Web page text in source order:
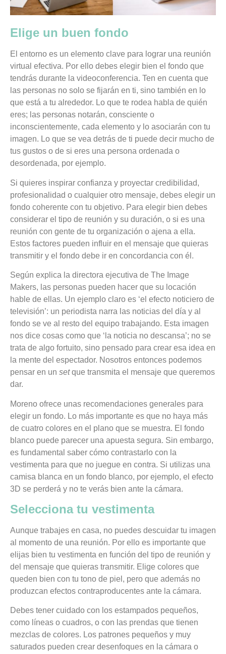
Elige un buen fondo
El entorno es un elemento clave para lograr una reunión
virtual efectiva. Por ello debes elegir bien el fondo que
tendrás durante la videoconferencia. Ten en cuenta que
las personas no solo se fijarán en ti, sino también en lo
que está a tu alrededor. Lo que te rodea habla de quién
eres; las personas notarán, consciente o
inconscientemente, cada elemento y lo asociarán con tu
imagen. Lo que se vea detrás de ti puede decir mucho de
tus gustos o de si eres una persona ordenada o
desordenada, por ejemplo.
Si quieres inspirar confianza y proyectar credibilidad,
profesionalidad o cualquier otro mensaje, debes elegir un
fondo coherente con tu objetivo. Para elegir bien debes
considerar el tipo de reunión y su duración, o si es una
reunión con gente de tu organización o ajena a ella.
Estos factores pueden influir en el mensaje que quieras
transmitir y el fondo debe ir en concordancia con él.
Según explica la directora ejecutiva de The Image
Makers, las personas pueden hacer que su locación
hable de ellas. Un ejemplo claro es ‘el efecto noticiero de
televisión’: un periodista narra las noticias del día y al
fondo se ve al resto del equipo trabajando. Esta imagen
nos dice cosas como que ‘la noticia no descansa’; no se
trata de algo fortuito, sino pensado para crear esa idea en
la mente del espectador. Nosotros entonces podemos
pensar en un setque transmita el mensaje que queremos
dar.
Moreno ofrece unas recomendaciones generales para
elegir un fondo. Lo más importante es que no haya más
de cuatro colores en el plano que se muestra. El fondo
blanco puede parecer una apuesta segura. Sin embargo,
es fundamental saber cómo contrastarlo con la
vestimenta para que no juegue en contra. Si utilizas una
camisa blanca en un fondo blanco, por ejemplo, el efecto
3D se perderá y no te verás bien ante la cámara.
Selecciona tu vestimenta
Aunque trabajes en casa, no puedes descuidar tu imagen
al momento de una reunión. Por ello es importante que
elijas bien tu vestimenta en función del tipo de reunión y
del mensaje que quieras transmitir. Elige colores que
queden bien con tu tono de piel, pero que además no
produzcan efectos contraproducentes ante la cámara.
Debes tener cuidado con los estampados pequeños,
como líneas o cuadros, o con las prendas que tienen
mezclas de colores. Los patrones pequeños y muy
saturados pueden crear desenfoques en la cámara o